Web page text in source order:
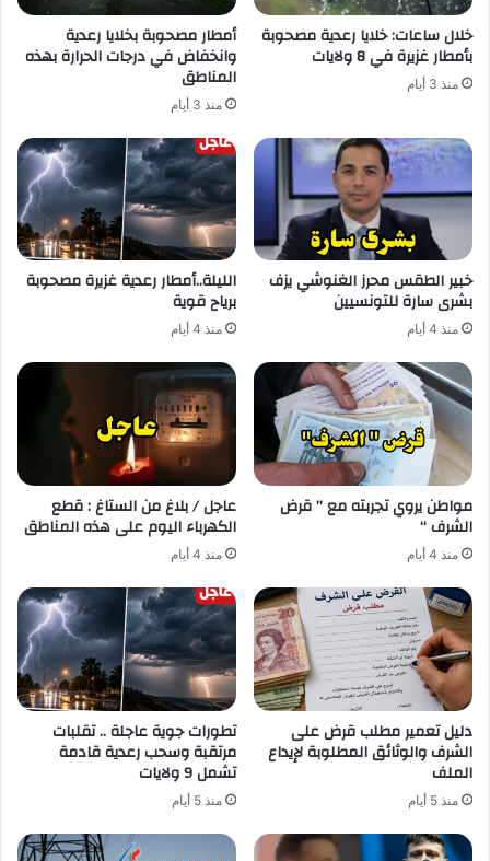
خلال ساعات: خلايا رعدية مصحوبة
بأمطار غزيرة في 8 ولايات
منذ 3 أيام
أمطار مصحوبة بخلايا رعدية
وانخفاض في درجات الحرارة بهذه
المناطق
منذ 3 أيام
خبير الطقس محرز الغنوشي يزف
بشرى سارة للتونسيين
منذ 4 أيام
الليلة..أمطار رعدية غزيرة مصحوبة
برياح قوية
منذ 4 أيام
مواطن يروي تجربته مع ” قرض
الشرف “
منذ 4 أيام
عاجل / بلاغ من الستاغ : قطع
الكهرباء اليوم على هذه المناطق
منذ 4 أيام
دليل تعمير مطلب قرض على
الشرف والوثائق المطلوبة لإيداع
الملف
منذ 5 أيام
تطورات جوية عاجلة .. تقلبات
مرتقبة وسحب رعدية قادمة
تشمل 9 ولايات
منذ 5 أيام